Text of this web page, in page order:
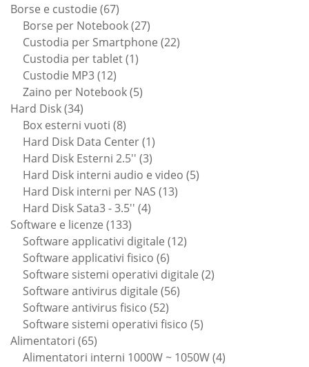
Borse e custodie 6767
prodotti
Borse per Notebook 2727
prodotti
Custodia per Smartphone 2222
Custodia per tablet 11
Custodie MP3 1212
prodotti
Zaino per Notebook 55
Hard Disk 3434
prodotti
Box esterni vuoti 88
prodotti
Hard Disk Data Center 11
prodotto
Hard Disk Esterni 2.5'' 33
prodotti
Hard Disk interni audio e video 55
Hard Disk interni per NAS 1313
Hard Disk Sata3 - 3.5'' 44
Software e licenze 133133
prodotti
Software applicativi digitale 1212
Software applicativi fisico 66
prodotti
Software sistemi operativi digitale 22
Software antivirus digitale 5656
Software antivirus fisico 5252
prodotti
Software sistemi operativi fisico 55
Alimentatori 6565
prodotti
Alimentatori interni 1000W ~ 1050W 44